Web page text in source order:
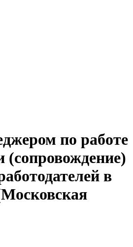
по работе
(сопровождение)
в